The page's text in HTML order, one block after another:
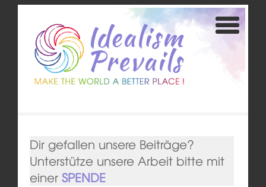
Dir gefallen unsere Beiträge?
Unterstütze unsere Arbeit bitte mit
einer SPENDE